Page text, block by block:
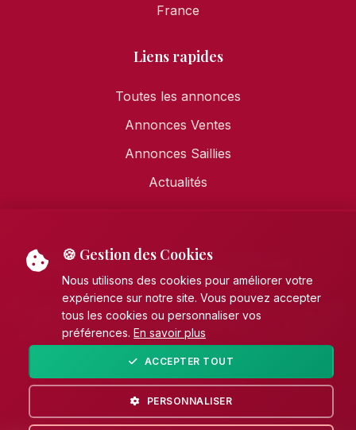
France
Liens rapides
Toutes les annonces
Annonces Ventes
Annonces Saillies
Actualités
Mentions légales • Politique de confidentialité
Politique de cookies
© 2026 AECE - Association Française des Éleveurs de
Chevaux de pure race Espagnole (PRE). Tous droits
réservés.
🍪 Gestion des Cookies
Nous utilisons des cookies pour améliorer votre
expérience sur notre site. Vous pouvez accepter
tous les cookies ou personnaliser vos
préférences. En savoir plus
ACCEPTER TOUT
PERSONNALISER